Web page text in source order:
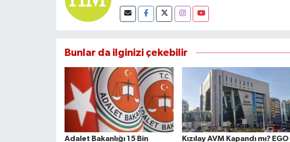
Bunlar da ilginizi çekebilir
Adalet Bakanlığı 15 Bin
Kızılay AVM Kapandı mı? EGO